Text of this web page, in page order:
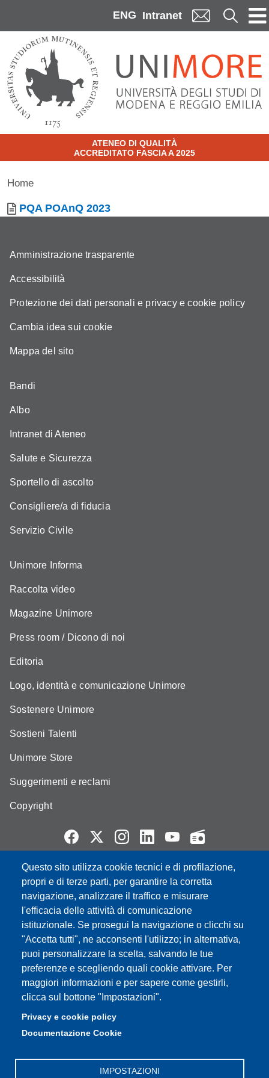
ENG Intranet Cerca
ATENEO DI QUALITÀ
ACCREDITATO FASCIA A 2025
Home
Documento
PQA POAnQ 2023
Questo sito utilizza cookie tecnici e di profilazione,
propri e di terze parti, per garantire la corretta
navigazione, analizzare il traffico e misurare
l'efficacia delle attività di comunicazione
istituzionale. Se prosegui la navigazione o clicchi su
"Accetta tutti", ne acconsenti l'utilizzo; in alternativa,
puoi personalizzare la scelta, salvando le tue
preferenze e scegliendo quali cookie attivare. Per
maggiori informazioni e per sapere come gestirli,
clicca sul bottone "Impostazioni".
Privacy e cookie policy
Documentazione Cookie
IMPOSTAZIONI
Amministrazione trasparente
Accessibilità
Protezione dei dati personali e privacy e cookie policy
Cambia idea sui cookie
Mappa del sito
Bandi
Albo
Intranet di Ateneo
Salute e Sicurezza
Sportello di ascolto
Consigliere/a di fiducia
Servizio Civile
Unimore Informa
Raccolta video
Magazine Unimore
Press room / Dicono di noi
Editoria
Logo, identità e comunicazione Unimore
Sostenere Unimore
Sostieni Talenti
Unimore Store
Suggerimenti e reclami
Copyright
Partita IVA: 00427620364
e-mail: urp@unimore.it
PEC: primo contatto: urp@pec.unimore.it
Indirizzo ReGIndE per notifica Atti Processuali:
direzionelegale@pec.unimore.it
Sede di Modena: Via Università 4, 41121 Modena, Tel. 059
2056511 - Fax 059 245156
Sede di Reggio Emilia: Viale A. Allegri 9, 42121 Reggio
Emilia, Tel. 0522 523041 - Fax 0522 523045